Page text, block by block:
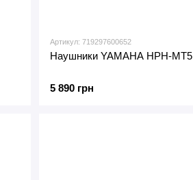
Артикул: 719297600652
Наушники YAMAHA HPH-MT5
5 890 грн